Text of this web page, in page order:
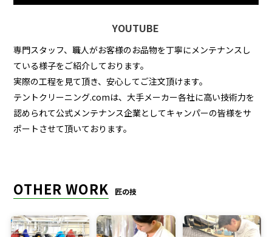
YOUTUBE
専門スタッフ、職人がお客様のお品物を丁寧にメンテナンスし
ている様子をご紹介しております。
実際の工程を見て頂き、安心してご注文頂けます。
テントクリーニング.comは、大手メーカー各社に高い技術力を
認められて公式メンテナンス企業としてキャンパーの皆様をサ
ポートさせて頂いております。
OTHER WORK 匠の技